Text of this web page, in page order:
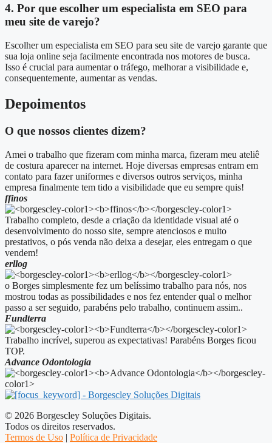
4. Por que escolher um especialista em SEO para
meu site de varejo?
Escolher um especialista em SEO para seu site de varejo garante que
sua loja online seja facilmente encontrada nos motores de busca.
Isso é crucial para aumentar o tráfego, melhorar a visibilidade e,
consequentemente, aumentar as vendas.
Depoimentos
O que nossos clientes dizem?
Amei o trabalho que fizeram com minha marca, fizeram meu ateliê
de costura aparecer na internet. Hoje diversas empresas entram em
contato para fazer uniformes e diversos outros serviços, minha
empresa finalmente tem tido a visibilidade que eu sempre quis!
ffinos
Trabalho completo, desde a criação da identidade visual até o
desenvolvimento do nosso site, sempre atenciosos e muito
prestativos, o pós venda não deixa a desejar, eles entregam o que
vendem!
erllog
o Borges simplesmente fez um belíssimo trabalho para nós, nos
mostrou todas as possibilidades e nos fez entender qual o melhor
passo a ser seguido, parabéns pelo trabalho, continuem assim..
Fundterra
Trabalho incrível, superou as expectativas! Parabéns Borges ficou
TOP.
Advance Odontologia
© 2026 Borgescley Soluções Digitais.
Todos os direitos reservados.
Termos de Uso | Política de Privacidade